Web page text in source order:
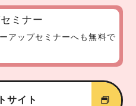
ミナー
アップセミナーへも無料で
サイト